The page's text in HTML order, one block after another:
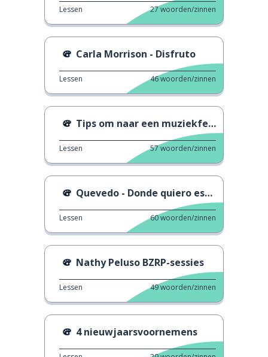
Lessen 27woorden/zinnen
Carla Morrison - Disfruto
Lessen 46woorden/zinnen
Tips om naar een muziekfestival te gaan
Lessen 57woorden/zinnen
Quevedo - Donde quiero estar
Lessen 60woorden/zinnen
Nathy Peluso BZRP-sessies
Lessen 49woorden/zinnen
4 nieuwjaarsvoornemens